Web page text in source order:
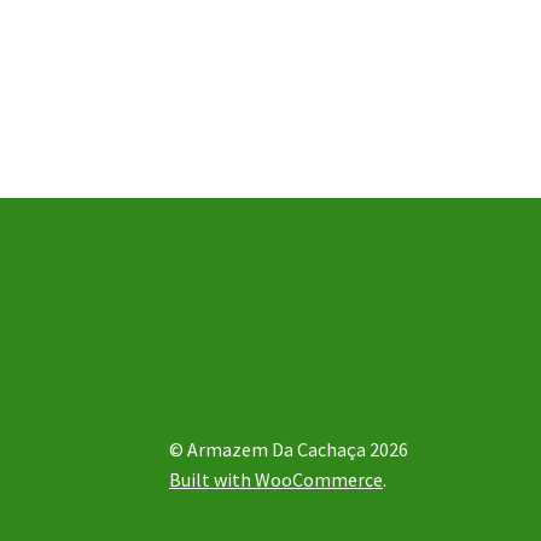
© Armazem Da Cachaça 2026
Built with WooCommerce.